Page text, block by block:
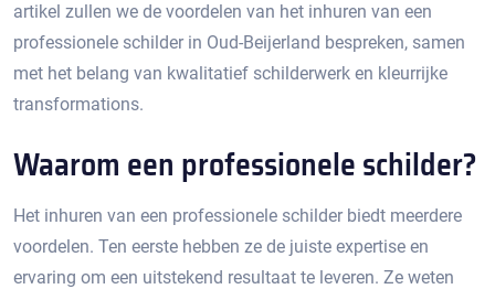
artikel zullen we de voordelen van het inhuren van een
professionele schilder in Oud-Beijerland bespreken, samen
met het belang van kwalitatief schilderwerk en kleurrijke
transformations.
Waarom een professionele schilder?
Het inhuren van een professionele schilder biedt meerdere
voordelen.​ Ten eerste hebben ze de juiste expertise en
ervaring om een uitstekend resultaat te leveren.​ Ze weten